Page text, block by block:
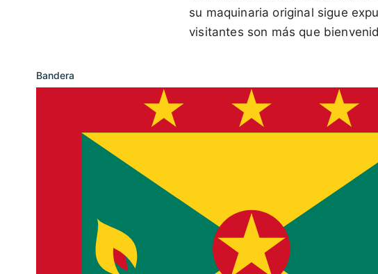
su maquinaria original sigue
visitantes son más que
Bandera